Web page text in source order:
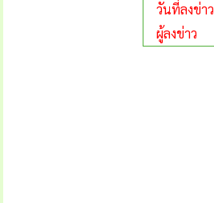
วันที่ลงข่าว
ผู้ลงข่าว